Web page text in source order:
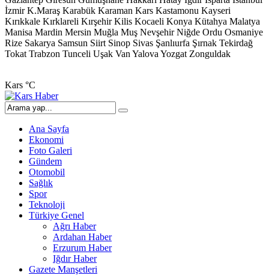
İzmir K.Maraş Karabük Karaman Kars Kastamonu Kayseri
Kırıkkale Kırklareli Kırşehir Kilis Kocaeli Konya Kütahya Malatya
Manisa Mardin Mersin Muğla Muş Nevşehir Niğde Ordu Osmaniye
Rize Sakarya Samsun Siirt Sinop Sivas Şanlıurfa Şırnak Tekirdağ
Tokat Trabzon Tunceli Uşak Van Yalova Yozgat Zonguldak
Kars °C
Ana Sayfa
Ekonomi
Foto Galeri
Gündem
Otomobil
Sağlık
Spor
Teknoloji
Türkiye Genel
Ağrı Haber
Ardahan Haber
Erzurum Haber
Iğdır Haber
Gazete Manşetleri